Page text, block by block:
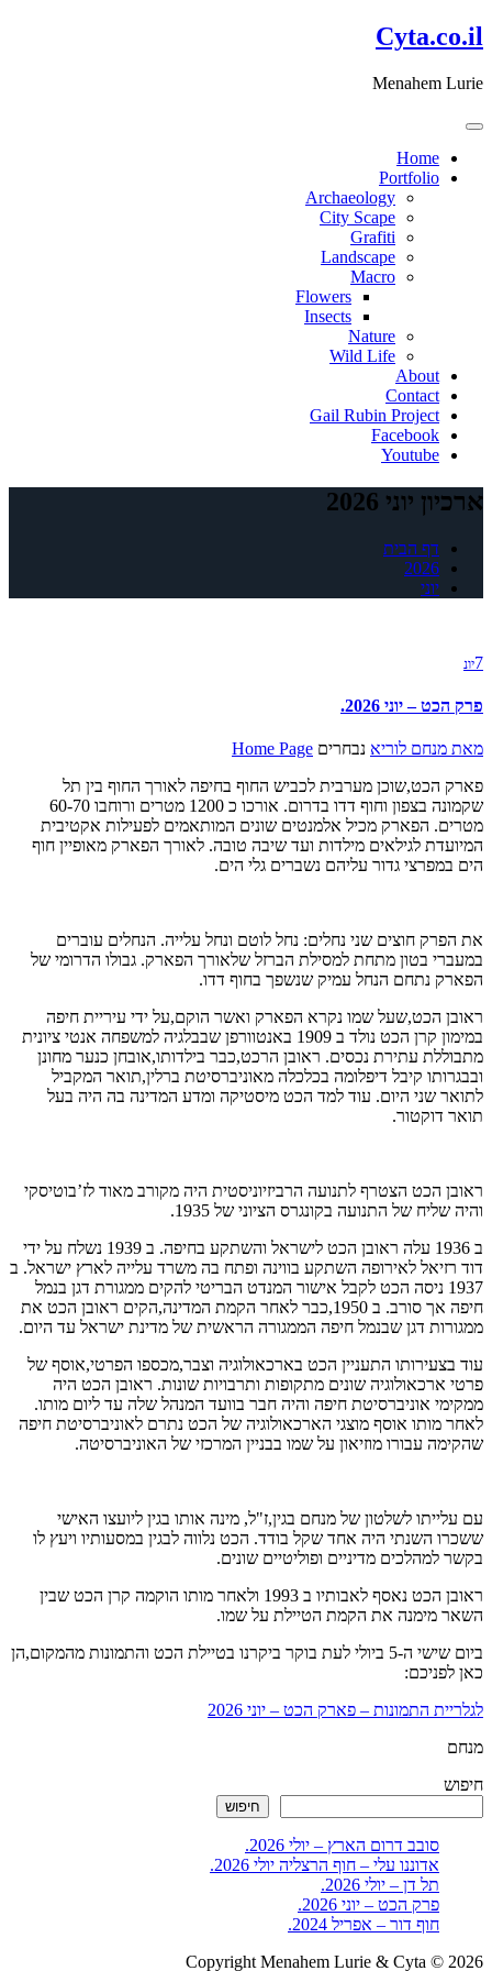
דלג
לתוכן
Cyta.co.il
Menahem Lurie
Home
Portfolio
Archaeology
City Scape
Grafiti
Landscape
Macro
Flowers
Insects
Nature
Wild Life
About
Contact
Gail Rubin Project
Facebook
Youtube
ארכיון יוני 2026
דף הבית
2026
יוני
7יונ
פרק הכט – יוני 2026.
מאת מנחם לוריא נבחרים Home Page
פארק הכט,שוכן מערבית לכביש החוף בחיפה לאורך החוף בין תל
שקמונה בצפון וחוף דדו בדרום. אורכו כ 1200 מטרים ורוחבו 60-70
מטרים. הפארק מכיל אלמנטים שונים המותאמים לפעילות אקטיבית
המיועדת לגילאים מילדות ועד שיבה טובה. לאורך הפארק מאופיין חוף
הים במפרצי גדור עליהם נשברים גלי הים.
את הפרק חוצים שני נחלים: נחל לוטם ונחל עלייה. הנחלים עוברים
במעברי בטון מתחת למסילת הברזל שלאורך הפארק. גבולו הדרומי של
הפארק נתחם הנחל עמיק שנשפך בחוף דדו.
ראובן הכט,שעל שמו נקרא הפארק ואשר הוקם,על ידי עיריית חיפה
במימון קרן הכט נולד ב 1909 באנטוורפן שבבלגיה למשפחה אנטי ציונית
מתבוללת עתירת נכסים. ראובן הרכט,כבר בילדותו,אובחן כנער מחונן
ובבגרותו קיבל דיפלומה בכלכלה מאוניברסיטת ברלין,תואר המקביל
לתואר שני היום. עוד למד הכט מיסטיקה ומדע המדינה בה היה בעל
תואר דוקטור.
ראובן הכט הצטרף לתנועה הרביזיוניסטית היה מקורב מאוד לז’בוטיסקי
והיה שליח של התנועה בקונגרס הציוני של 1935.
ב 1936 עלה ראובן הכט לישראל והשתקע בחיפה. ב 1939 נשלח על ידי
דוד רזיאל לאירופה השתקע בווינה ופתח בה משרד עלייה לארץ ישראל. ב
1937 ניסה הכט לקבל אישור המנדט הבריטי להקים ממגורת דגן בנמל
חיפה אך סורב. ב 1950,כבר לאחר הקמת המדינה,הקים ראובן הכט את
ממגורות דגן שבנמל חיפה הממגורה הראשית של מדינת ישראל עד היום.
עוד בצעירותו התעניין הכט בארכאולוגיה וצבר,מכספו הפרטי,אוסף של
פרטי ארכאולוגיה שונים מתקופות ותרבויות שונות. ראובן הכט היה
ממקימי אוניברסיטת חיפה והיה חבר בוועד המנהל שלה עד ליום מותו.
לאחר מותו אוסף מוצגי הארכאולוגיה של הכט נתרם לאוניברסיטת חיפה
שהקימה עבורו מוזיאון על שמו בבניין המרכזי של האוניברסיטה.
עם עלייתו לשלטון של מנחם בגין,ז"ל, מינה אותו בגין ליועצו האישי
ששכרו השנתי היה אחד שקל בודד. הכט נלווה לבגין במסעותיו ויעץ לו
בקשר למהלכים מדיניים ופוליטיים שונים.
ראובן הכט נאסף לאבותיו ב 1993 ולאחר מותו הוקמה קרן הכט שבין
השאר מימנה את הקמת הטיילת על שמו.
ביום שישי ה-5 ביולי לעת בוקר ביקרנו בטיילת הכט והתמונות מהמקום,הן
כאן לפניכם:
לגלריית התמונות – פארק הכט – יוני 2026
מנחם
חיפוש
חיפוש
סובב דרום הארץ – יולי 2026.
אדוננו עלי – חוף הרצליה יולי 2026.
תל דן – יולי 2026.
פרק הכט – יוני 2026.
חוף דור – אפריל 2024.
Copyright Menahem Lurie & Cyta © 2026